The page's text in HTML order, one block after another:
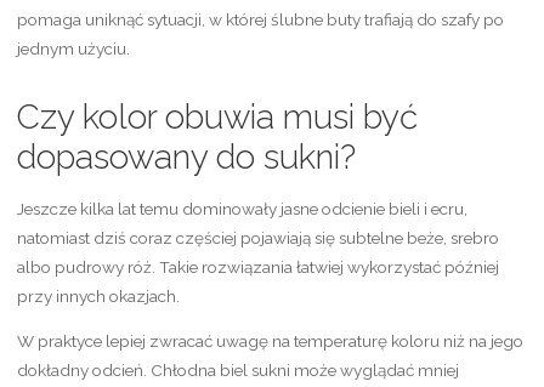
pomaga uniknąć sytuacji, w której ślubne buty trafiają do szafy po
jednym użyciu.
Czy kolor obuwia musi być
dopasowany do sukni?
Jeszcze kilka lat temu dominowały jasne odcienie bieli i ecru,
natomiast dziś coraz częściej pojawiają się subtelne beże, srebro
albo pudrowy róż. Takie rozwiązania łatwiej wykorzystać później
przy innych okazjach.
W praktyce lepiej zwracać uwagę na temperaturę koloru niż na jego
dokładny odcień. Chłodna biel sukni może wyglądać mniej